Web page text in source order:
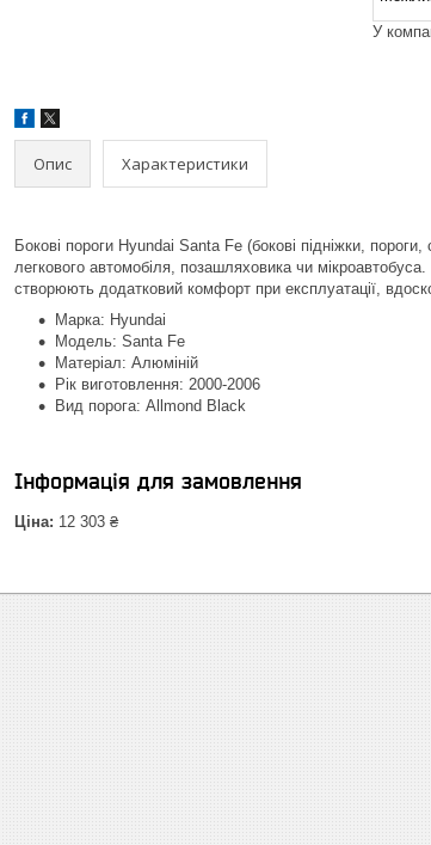
У
Опис Характеристики
Бокові пороги Hyundai Santa Fe (бокові підніжки,
легкового автомобіля, позашляховика чи
створюють додатковий комфорт при експлуатації,
Марка: Hyundai
Модель: Santa Fe
Матеріал: Алюміній
Рік виготовлення: 2000-2006
Вид порога: Allmond Black
Інформація для замовлення
Ціна: 12 303 ₴